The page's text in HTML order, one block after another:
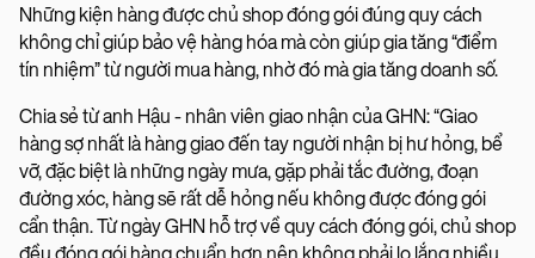
Những kiện hàng được chủ shop đóng gói đúng quy cách
không chỉ giúp bảo vệ hàng hóa mà còn giúp gia tăng “điểm
tín nhiệm” từ người mua hàng, nhờ đó mà gia tăng doanh số.
Chia sẻ từ anh Hậu - nhân viên giao nhận của GHN: “Giao
hàng sợ nhất là hàng giao đến tay người nhận bị hư hỏng, bể
vỡ, đặc biệt là những ngày mưa, gặp phải tắc đường, đoạn
đường xóc, hàng sẽ rất dễ hỏng nếu không được đóng gói
cẩn thận. Từ ngày GHN hỗ trợ về quy cách đóng gói, chủ shop
đều đóng gói hàng chuẩn hơn nên không phải lo lắng nhiều